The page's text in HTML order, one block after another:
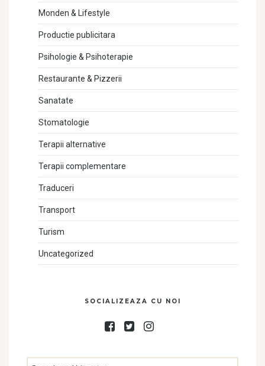
Monden & Lifestyle
Productie publicitara
Psihologie & Psihoterapie
Restaurante & Pizzerii
Sanatate
Stomatologie
Terapii alternative
Terapii complementare
Traduceri
Transport
Turism
Uncategorized
SOCIALIZEAZA CU NOI